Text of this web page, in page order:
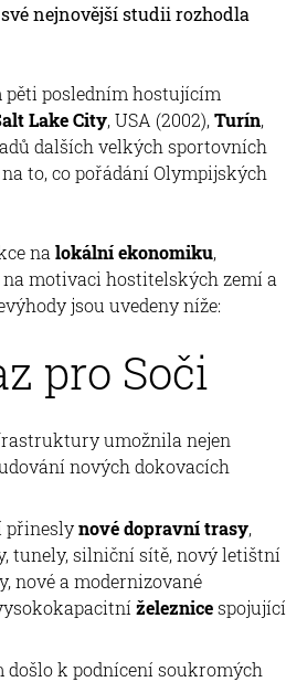
nejnovější studii rozhodla
posledním hostujícím
Lake City, USA (2002),Turín,
dalších velkých sportovních
to, co pořádání Olympijských
na lokální ekonomiku,
motivaci hostitelských zemí a
jsou uvedeny níže:
pro Soči
umožnila nejen
nových dokovacích
přineslynové dopravní trasy,
tunely, silniční sítě, nový letištní
nové a modernizované
železnicespojující
k podnícení soukromých